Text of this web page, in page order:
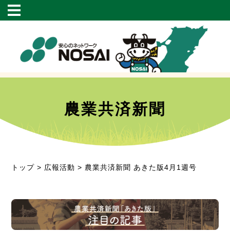
農業共済新聞
トップ > 広報活動 > 農業共済新聞 あきた版4月1週号